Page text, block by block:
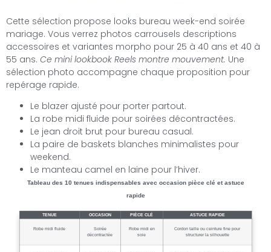
Cette sélection propose looks bureau week-end soirée
mariage. Vous verrez photos carrousels descriptions
accessoires et variantes morpho pour 25 à 40 ans et 40 à
55 ans. Ce mini lookbook Reels montre mouvement. Une
sélection photo accompagne chaque proposition pour
repérage rapide.
Le blazer ajusté pour porter partout.
La robe midi fluide pour soirées décontractées.
Le jean droit brut pour bureau casual.
La paire de baskets blanches minimalistes pour
weekend.
Le manteau camel en laine pour l’hiver.
Tableau des 10 tenues indispensables avec occasion pièce clé et astuce
rapide
TENUE OCCASION PIÈCE CLÉ ASTUCE RAPIDE
Robe midi fluide
Soirée
décontractée
Robe midi en
soie
Cordon taille ou ceinture fine pour
structurer la silhouette